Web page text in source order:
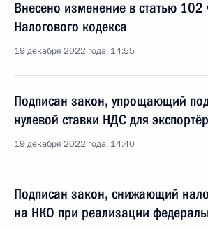
Внесено изменение в статью 102
Налогового кодекса
19 декабря 2022 года, 14:55
Подписан закон, упрощающий
нулевой ставки НДС для
19 декабря 2022 года, 14:40
Подписан закон, снижающий
на НКО при реализации